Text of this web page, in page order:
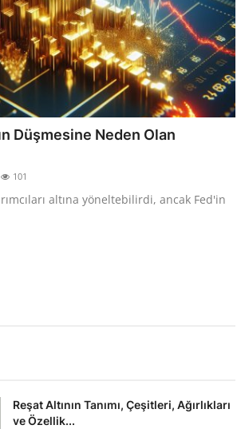
Düşmesine Neden Olan
101
altına yöneltebilirdi, ancak Fed'in
Reşat Altının Tanımı, Çeşitleri, Ağırlıkları
ve Özellik...